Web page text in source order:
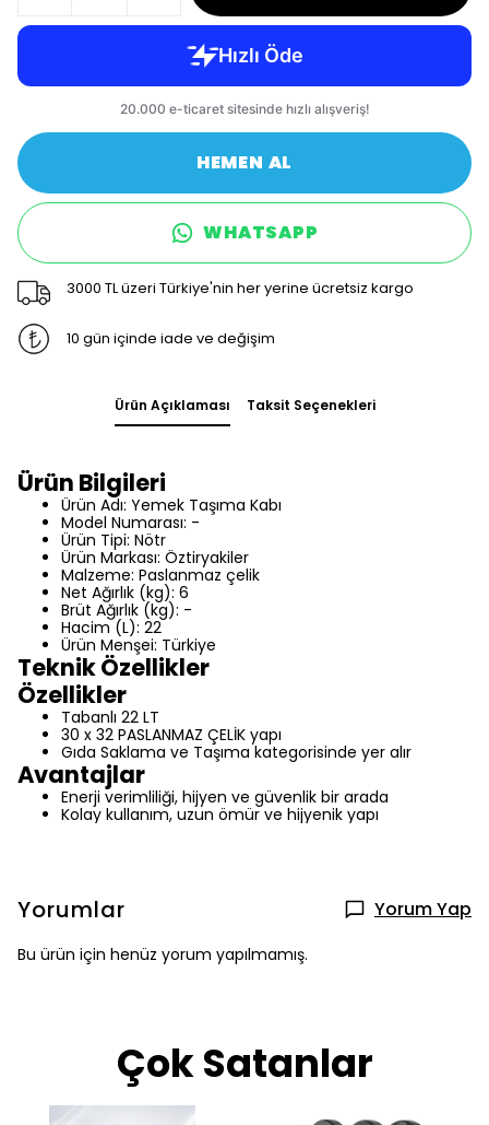
HEMEN AL
WHATSAPP
3000 TL üzeri Türkiye'nin her yerine ücretsiz kargo
10 gün içinde iade ve değişim
Ürün Açıklaması Taksit Seçenekleri
Ürün Bilgileri
Ürün Adı: Yemek Taşıma Kabı
Model Numarası: -
Ürün Tipi: Nötr
Ürün Markası: Öztiryakiler
Malzeme: Paslanmaz çelik
Net Ağırlık (kg): 6
Brüt Ağırlık (kg): -
Hacim (L): 22
Ürün Menşei: Türkiye
Teknik Özellikler
Özellikler
Tabanlı 22 LT
30 x 32 PASLANMAZ ÇELİK yapı
Gıda Saklama ve Taşıma kategorisinde yer alır
Avantajlar
Enerji verimliliği, hijyen ve güvenlik bir arada
Kolay kullanım, uzun ömür ve hijyenik yapı
Yorumlar Yorum Yap
Bu ürün için henüz yorum yapılmamış.
Çok Satanlar